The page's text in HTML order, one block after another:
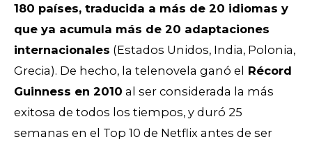
180 países, traducida a más de 20 idiomas y
que ya acumula más de 20 adaptaciones
internacionales (Estados Unidos, India, Polonia,
Grecia). De hecho, la telenovela ganó el Récord
Guinness en 2010 al ser considerada la más
exitosa de todos los tiempos, y duró 25
semanas en el Top 10 de Netflix antes de ser